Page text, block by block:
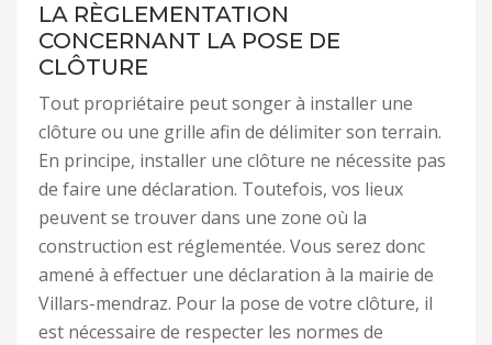
LA RÈGLEMENTATION
CONCERNANT LA POSE DE
CLÔTURE
Tout propriétaire peut songer à installer une
clôture ou une grille afin de délimiter son terrain.
En principe, installer une clôture ne nécessite pas
de faire une déclaration. Toutefois, vos lieux
peuvent se trouver dans une zone où la
construction est réglementée. Vous serez donc
amené à effectuer une déclaration à la mairie de
Villars-mendraz. Pour la pose de votre clôture, il
est nécessaire de respecter les normes de